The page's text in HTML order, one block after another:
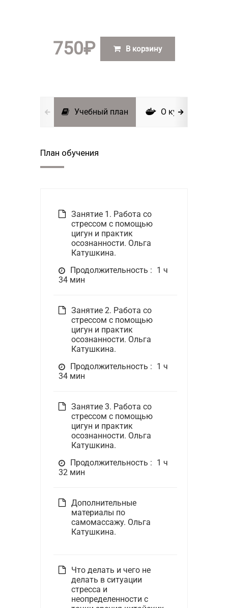
750₽ В корзину
Учебный план О курсе
План обучения
Занятие 1. Работа со
стрессом с помощью
цигун и практик
осознанности. Ольга
Катушкина.
Продолжительность : 1 ч
34 мин
Занятие 2. Работа со
стрессом с помощью
цигун и практик
осознанности. Ольга
Катушкина.
Продолжительность : 1 ч
34 мин
Занятие 3. Работа со
стрессом с помощью
цигун и практик
осознанности. Ольга
Катушкина.
Продолжительность : 1 ч
32 мин
Дополнительные
материалы по
самомассажу. Ольга
Катушкина.
Что делать и чего не
делать в ситуации
стресса и
неопределенности с